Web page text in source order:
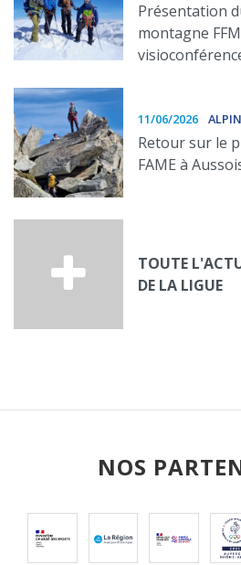
Présentation
montagne
11/06/2026
Retour sur le
FAME à
TOUTE
DE LA LIGUE
NOS